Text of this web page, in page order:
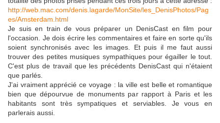
http://web.mac.com/denis.lagarde/MonSite/les_DenisPhotos/Pag
es/Amsterdam.html
Je suis en train de vous préparer un DenisCast en film pour
l'occasion. Je dois écrire les commentaires et faire en sorte qu'ils
soient synchronisés avec les images. Et puis il me faut aussi
trouver des petites musiques sympathiques pour égailler le tout.
C'est plus de travail que les précédents DenisCast qui n'étaient
que parlés.
J'ai vraiment apprécié ce voyage : la ville est belle et romantique
bien que dépourvue de monuments par rapport à Paris et les
habitants sont très sympatiques et serviables. Je vous en
parlerais aussi.